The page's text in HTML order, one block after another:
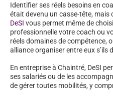
Identifier ses réels besoins en
était devenu un casse-tête, mais
DeSI vous permet même de
professionnelle votre coach ou
réels domaines de compétence,
alliance organiser entre eux s’ils
En entreprise à Chaintré, DeSI
ses salariés ou de les
de gérer toutes mobilités, y